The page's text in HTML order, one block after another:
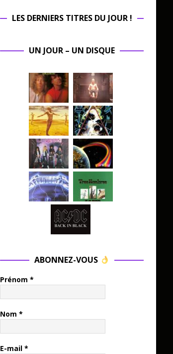
LES DERNIERS TITRES DU JOUR !
UN JOUR – UN DISQUE
ABONNEZ-VOUS
Prénom *
Nom *
E-mail *